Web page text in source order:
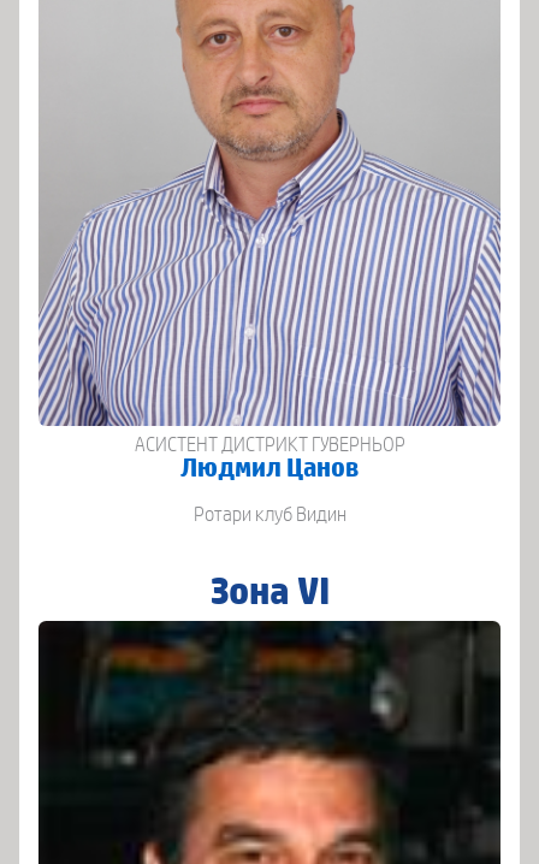
АСИСТЕНТ ДИСТРИКТ ГУВЕРНЬОР
Людмил Цанов
Ротари клуб Видин
Зона VI